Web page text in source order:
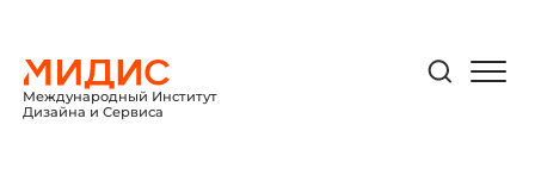
Международный Институт
Дизайна и Сервиса